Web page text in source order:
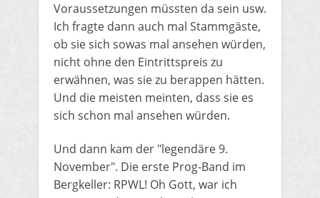
Voraussetzungen müssten da sein usw.
Ich fragte dann auch mal Stammgäste,
ob sie sich sowas mal ansehen würden,
nicht ohne den Eintrittspreis zu
erwähnen, was sie zu berappen hätten.
Und die meisten meinten, dass sie es
sich schon mal ansehen würden.
​Und dann kam der "legendäre 9.
November". Die erste Prog-Band im
Bergkeller: RPWL! Oh Gott, war ich